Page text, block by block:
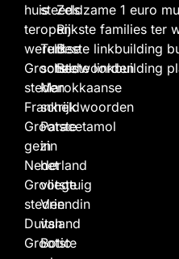
huis
ter
wereld
Grootste
steden
Frankrijk
Grootste
gezin
Nederland
Grootste
steden
Duitsland
Grootste
steeds
open
Turkse
scheldwoorden
Marokkaanse
scheldwoorden
Paracetamol
in
het
vliegtuig
Vriendin
van
Botic
Zeldzame 1 euro
Rijkste families ter
Beste linkbuilding
Beste linkbuilding